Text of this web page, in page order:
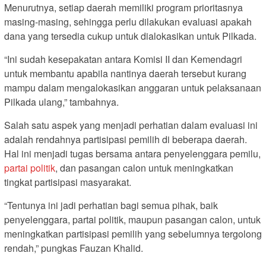
Menurutnya, setiap daerah memiliki program prioritasnya
masing-masing, sehingga perlu dilakukan evaluasi apakah
dana yang tersedia cukup untuk dialokasikan untuk Pilkada.
“Ini sudah kesepakatan antara Komisi II dan Kemendagri
untuk membantu apabila nantinya daerah tersebut kurang
mampu dalam mengalokasikan anggaran untuk pelaksanaan
Pilkada ulang,” tambahnya.
Salah satu aspek yang menjadi perhatian dalam evaluasi ini
adalah rendahnya partisipasi pemilih di beberapa daerah.
Hal ini menjadi tugas bersama antara penyelenggara pemilu,
partai politik, dan pasangan calon untuk meningkatkan
tingkat partisipasi masyarakat.
“Tentunya ini jadi perhatian bagi semua pihak, baik
penyelenggara, partai politik, maupun pasangan calon, untuk
meningkatkan partisipasi pemilih yang sebelumnya tergolong
rendah,” pungkas Fauzan Khalid.